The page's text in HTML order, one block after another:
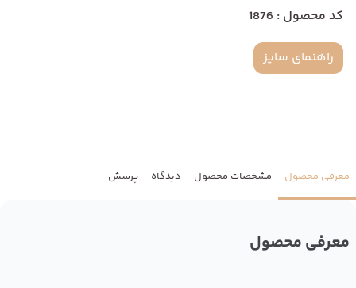
کد محصول : 1876
راهنمای سایز
معرفی محصول مشخصات محصول دیدگاه پرسش
معرفی محصول